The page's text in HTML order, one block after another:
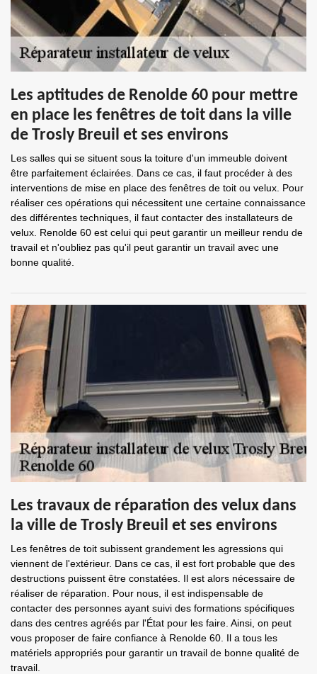
Les aptitudes de Renolde 60 pour mettre
en place les fenêtres de toit dans la ville
de Trosly Breuil et ses environs
Les salles qui se situent sous la toiture d'un immeuble doivent
être parfaitement éclairées. Dans ce cas, il faut procéder à des
interventions de mise en place des fenêtres de toit ou velux. Pour
réaliser ces opérations qui nécessitent une certaine connaissance
des différentes techniques, il faut contacter des installateurs de
velux. Renolde 60 est celui qui peut garantir un meilleur rendu de
travail et n'oubliez pas qu'il peut garantir un travail avec une
bonne qualité.
Les travaux de réparation des velux dans
la ville de Trosly Breuil et ses environs
Les fenêtres de toit subissent grandement les agressions qui
viennent de l'extérieur. Dans ce cas, il est fort probable que des
destructions puissent être constatées. Il est alors nécessaire de
réaliser de réparation. Pour nous, il est indispensable de
contacter des personnes ayant suivi des formations spécifiques
dans des centres agréés par l'État pour les faire. Ainsi, on peut
vous proposer de faire confiance à Renolde 60. Il a tous les
matériels appropriés pour garantir un travail de bonne qualité de
travail.